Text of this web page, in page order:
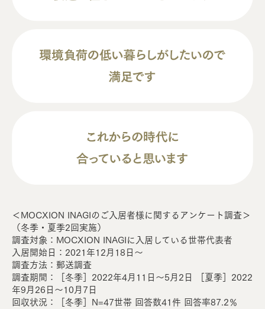
＜MOCXION INAGIのご⼊居者様に関するアンケート調査＞
（冬季・夏季2回実施）
調査対象：MOCXION INAGIに⼊居している世帯代表者
⼊居開始⽇：2021年12⽉18⽇〜
調査⽅法：郵送調査
調査期間：［冬季］2022年4⽉11⽇〜5⽉2⽇ ［夏季］2022
年9⽉26⽇〜10⽉7⽇
回収状況：［冬季］N=47世帯 回答数41件 回答率87.2％